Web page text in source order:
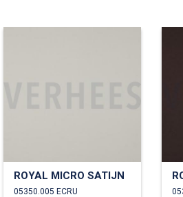
ROYAL MICRO SATIJN
05350.005 ECRU